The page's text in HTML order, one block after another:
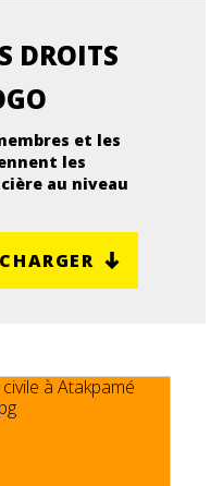
DROITS
et les
les
au niveau